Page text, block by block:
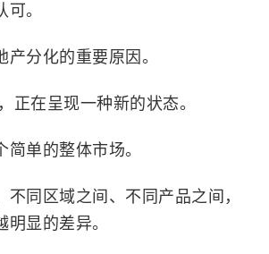
。
分化的重要原因。
正在呈现一种新的状态。
简单的整体市场。
不同区域之间、不同产品之间，
显的差异。